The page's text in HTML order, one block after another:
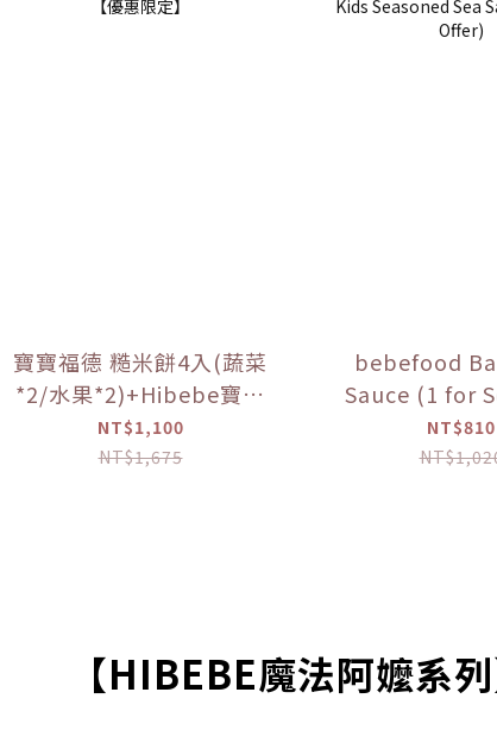
寶寶福德 糙米餅4入(蔬菜
*2/水果*2)+Hibebe寶寶
粥( 蓮藕雞肉粥 )*1盒 【優
惠限定】
NT$1,100
NT$1,675
bebefood
Sauce (1 for
for
bebefood
NT$810
【HIBEBE魔法阿嬤系列